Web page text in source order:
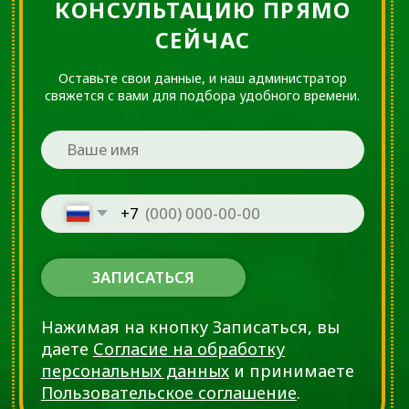
Восстановление
Лечебный
Массаж
синдрома: карпальный,
запястный, локтевой канал,